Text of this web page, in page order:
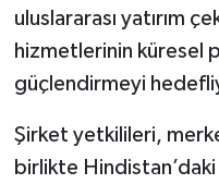
uluslararası yatırım
hizmetlerinin küresel
güçlendirmeyi
Şirket yetkilileri,
birlikte Hindistan’daki